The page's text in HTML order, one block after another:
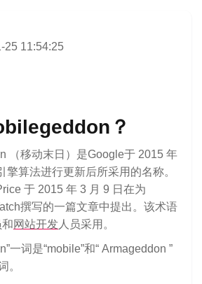
25 11:54:25
？
（移动末日）是Google于 2015 年
擎算法进行更新后所采用的名称。
于 2015 年 3 月 9 日在为
撰写的一篇文章中提出。该术语
网站开发 人员采用。
一词是“mobile”和“ Armageddon ”
。